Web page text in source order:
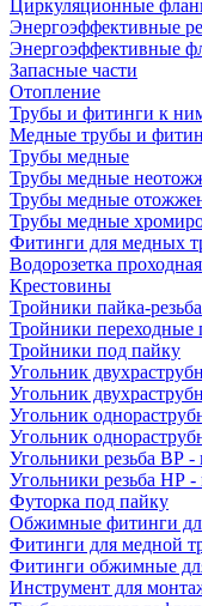
Циркуляционные
Энергоэффективные
Энергоэффективные
Запасные части
Отопление
Трубы и фитинги к
Медные трубы и
Трубы медные
Трубы медные
Трубы медные
Трубы медные
Фитинги для медных
Водорозетка проходная
Крестовины
Тройники пайка-резьба
Тройники переходные
Тройники под пайку
Угольник
Угольник
Угольник
Угольник
Угольники резьба ВР -
Угольники резьба НР -
Футорка под пайку
Обжимные фитинги
Фитинги для медной
Фитинги обжимные
Инструмент для